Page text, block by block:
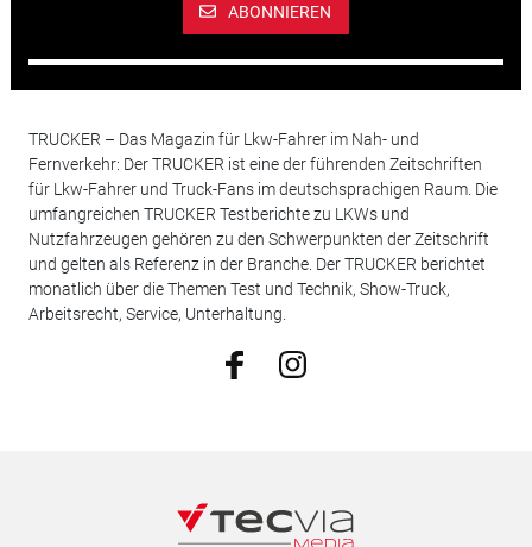
ABONNIEREN
TRUCKER – Das Magazin für Lkw-Fahrer im Nah- und
Fernverkehr: Der TRUCKER ist eine der führenden Zeitschriften
für Lkw-Fahrer und Truck-Fans im deutschsprachigen Raum. Die
umfangreichen TRUCKER Testberichte zu LKWs und
Nutzfahrzeugen gehören zu den Schwerpunkten der Zeitschrift
und gelten als Referenz in der Branche. Der TRUCKER berichtet
monatlich über die Themen Test und Technik, Show-Truck,
Arbeitsrecht, Service, Unterhaltung.